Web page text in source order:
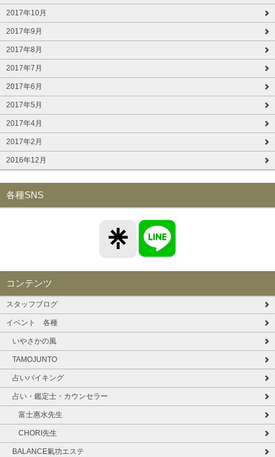
2017年10月
2017年9月
2017年8月
2017年7月
2017年6月
2017年5月
2017年4月
2017年2月
2016年12月
各種SNS
コンテンツ
スタッフブログ
イベント 各種
いやさかの風
TAMOJUNTO
占いバイキング
占い・鑑定士・カウンセラー
富士惠水先生
CHORI先生
BALANCE氣功エステ